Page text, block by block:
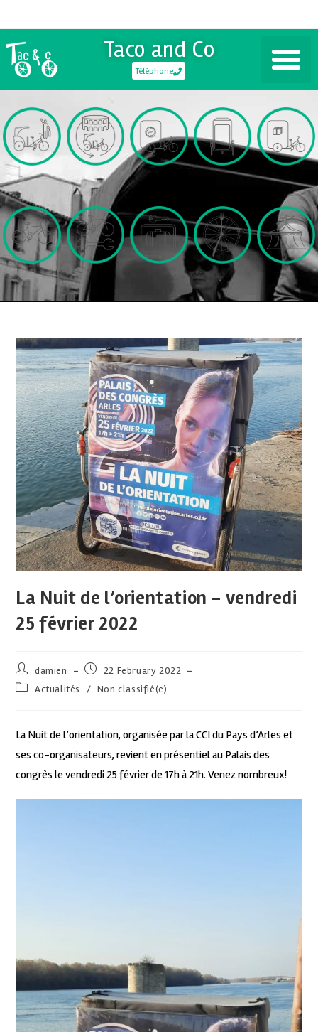
Taco and Co
Téléphone
La Nuit de l’orientation – vendredi
25 février 2022
damien
22 February 2022
Actualités
/ Non classifié(e)
La Nuit de l’orientation, organisée par la CCI du Pays d’Arles et
ses co-organisateurs, revient en présentiel au Palais des
congrès le vendredi 25 février de 17h à 21h. Venez nombreux!